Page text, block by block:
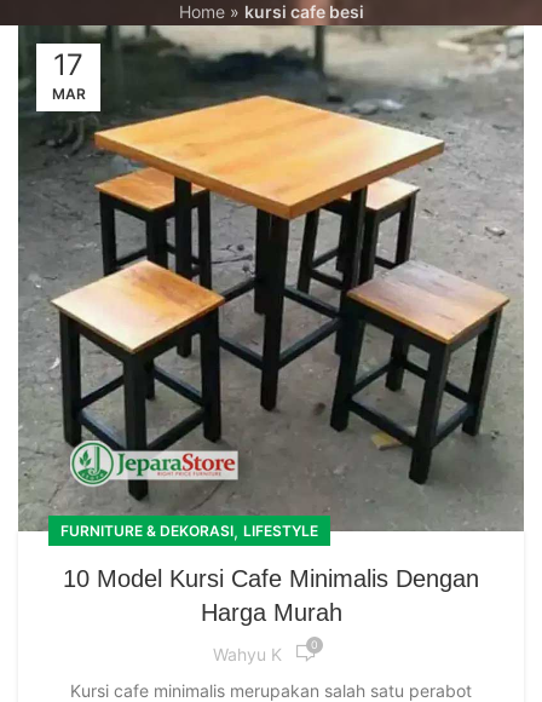
Home» kursi cafe besi
17
MAR
FURNITURE & DEKORASI, LIFESTYLE
10 Model Kursi Cafe Minimalis Dengan
Harga Murah
Wahyu K 0
Kursi cafe minimalis merupakan salah satu perabot